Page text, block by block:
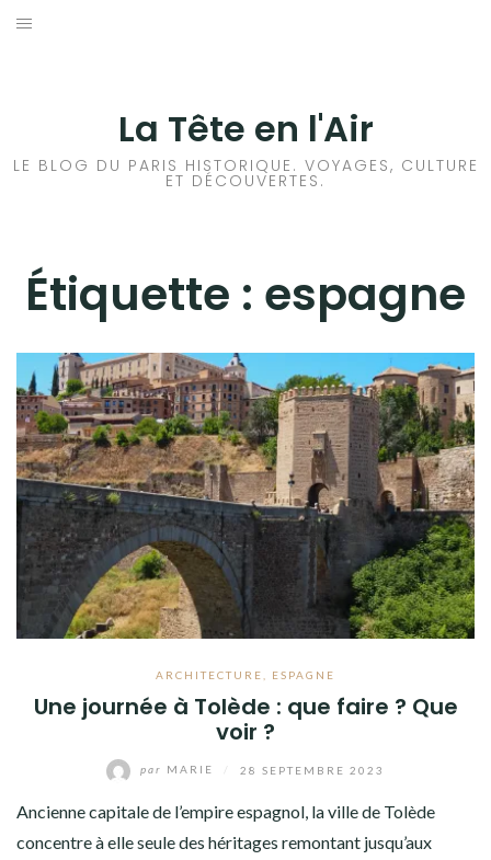
Aller
La Tête en l'Air
LE BLOG DU PARIS HISTORIQUE. VOYAGES, CULTURE
ET DÉCOUVERTES.
Étiquette : espagne
ARCHITECTURE ESPAGNE
Une journée à Tolède : que faire ? Que
voir ?
par MARIE 28 SEPTEMBRE 2023
Ancienne capitale de l’empire espagnol, la ville de Tolède
concentre à elle seule des héritages remontant jusqu’aux
HISTOIRES EN ILE DE FRANCE
VOYAGES À L’ÉTRANGER